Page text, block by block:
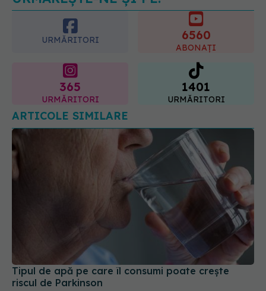
365 1401
URMĂRITORI
ARTICOLE SIMILARE
Tipul de apă pe care îl consumi poate crește